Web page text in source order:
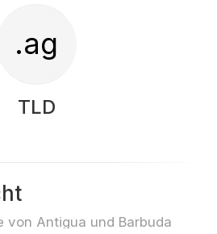
.ag
TLD
von Antigua und Barbuda